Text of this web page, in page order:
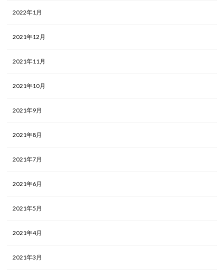
2022年1月
2021年12月
2021年11月
2021年10月
2021年9月
2021年8月
2021年7月
2021年6月
2021年5月
2021年4月
2021年3月